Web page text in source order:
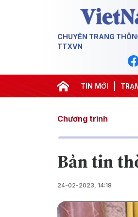
CHUYÊN TRANG
TTXVN
TIN MỚI
nghị Trung ương 3 #APEC 2027
Chương trình
Bản tin
24-02-2023, 14:18